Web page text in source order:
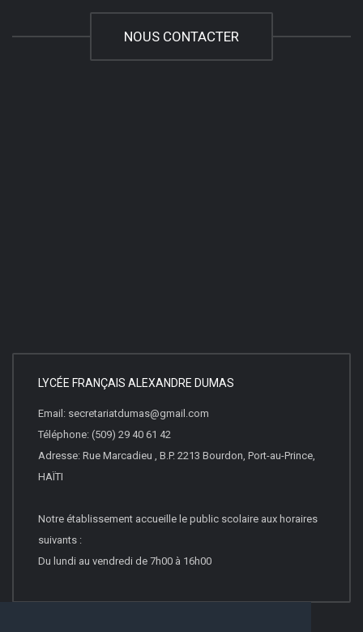
NOUS CONTACTER
LYCÉE FRANÇAIS ALEXANDRE DUMAS
Email: secretariatdumas@gmail.com
Téléphone: (509) 29 40 61 42
Adresse: Rue Marcadieu , B.P. 2213 Bourdon, Port-au-Prince,
HAÏTI
Notre établissement accueille le public scolaire aux horaires
suivants :
Du lundi au vendredi de 7h00 à 16h00